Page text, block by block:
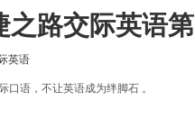
Room?
room?
之路交际英语
英语
口语，不让英语成为绊脚石 。